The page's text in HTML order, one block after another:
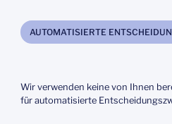
AUTOMATISIERTE
Wir verwenden keine von Ihnen
für automatisierte